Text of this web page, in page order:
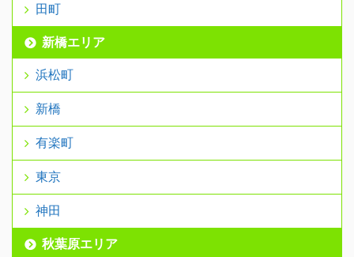
田町
新橋エリア
浜松町
新橋
有楽町
東京
神田
秋葉原エリア